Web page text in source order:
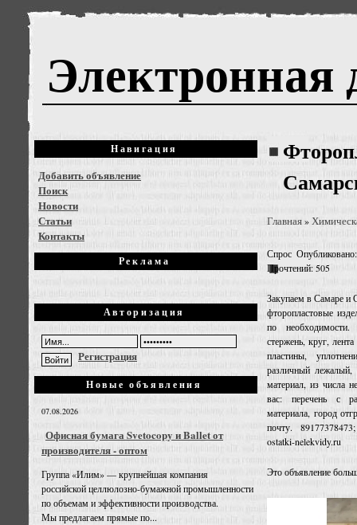
Электронная
Навигация
Добавить объявление
Поиск
Новости
Статьи
Контакты
Реклама
Авторизация
Регистрация
Новые объявления
07.08.2026
Офисная бумага Svetocopy и Ballet от
производителя - оптом
Группа «Илим» — крупнейшая компания
российской целлюлозно-бумажной промышленности
по объемам и эффективности производства.
Мы предлагаем прямые по...
Главная»
Спрос
Прочтений: 505
Закупаем в Самаре и
фторопластовые
по
стержень, круг,
пластины,
различный лежалый,
материал, из числа
вас: перечень с
материала, город
почту.
ostatki-nelekvidy.ru
Это объявление